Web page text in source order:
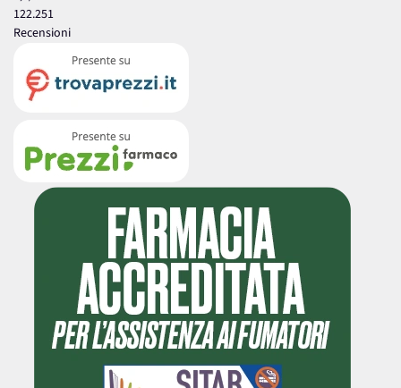
122.251
Recensioni